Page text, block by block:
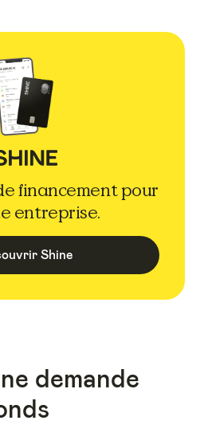
financement pour
entreprise.
Shine
demande